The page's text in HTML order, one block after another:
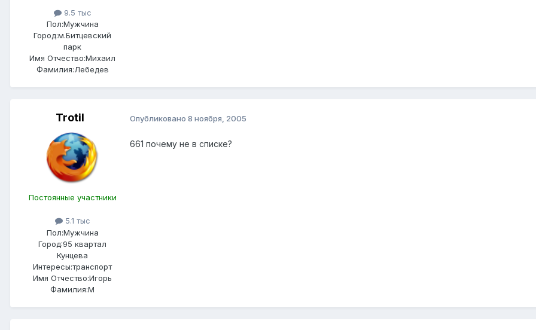
9.5 тыс
Пол:Мужчина
Город:м.Битцевский
парк
Имя Отчество:Михаил
Фамилия:Лебедев
Trotil
Постоянные участники
5.1 тыс
Пол:Мужчина
Город:95 квартал
Кунцева
Интересы:транспорт
Имя Отчество:Игорь
Фамилия:М
Опубликовано 8 ноября, 2005
661 почему не в списке?